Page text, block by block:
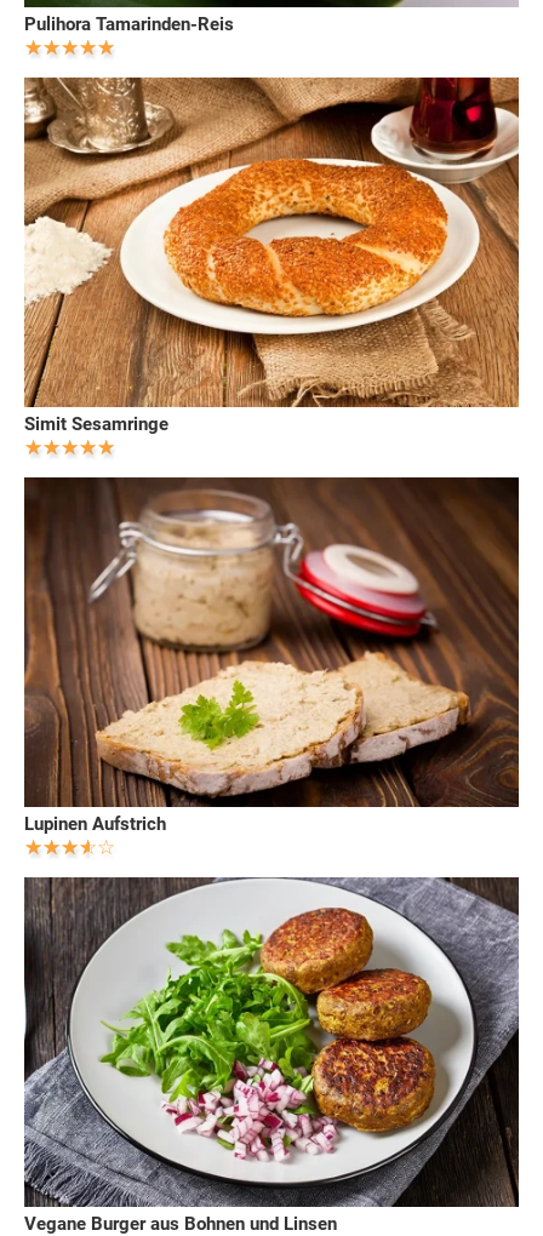
Pulihora Tamarinden-Reis
Simit Sesamringe
Lupinen Aufstrich
Vegane Burger aus Bohnen und Linsen